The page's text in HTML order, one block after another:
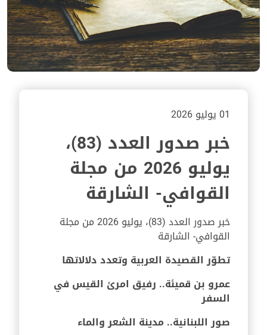
01 يوليو 2026
خبر صدور العدد (83)،
يوليو 2026 من مجلة
القوافي- الشارقة
خبر صدور العدد (83)، يوليو 2026 من مجلة
القوافي- الشارقة
تطوّر القصيدة العربية وتعدد دلالاتها
عمرو بن قميئة.. رفيق امرئ القيس في
السفر
صور اللبنانية.. مدينة الشعر والماء